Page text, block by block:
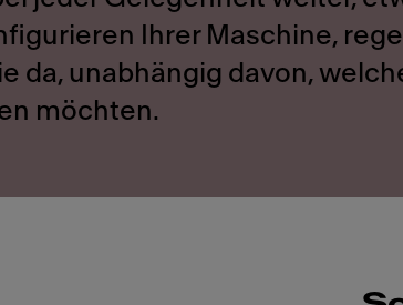
Ihrer Maschine,
da, unabhängig davon,
möchten.